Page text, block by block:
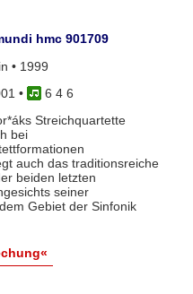
hmc 901709
• 1999
•
6 4 6
Streichquartette
bei
auch das traditionsreiche
beiden letzten
seiner
Gebiet der Sinfonik